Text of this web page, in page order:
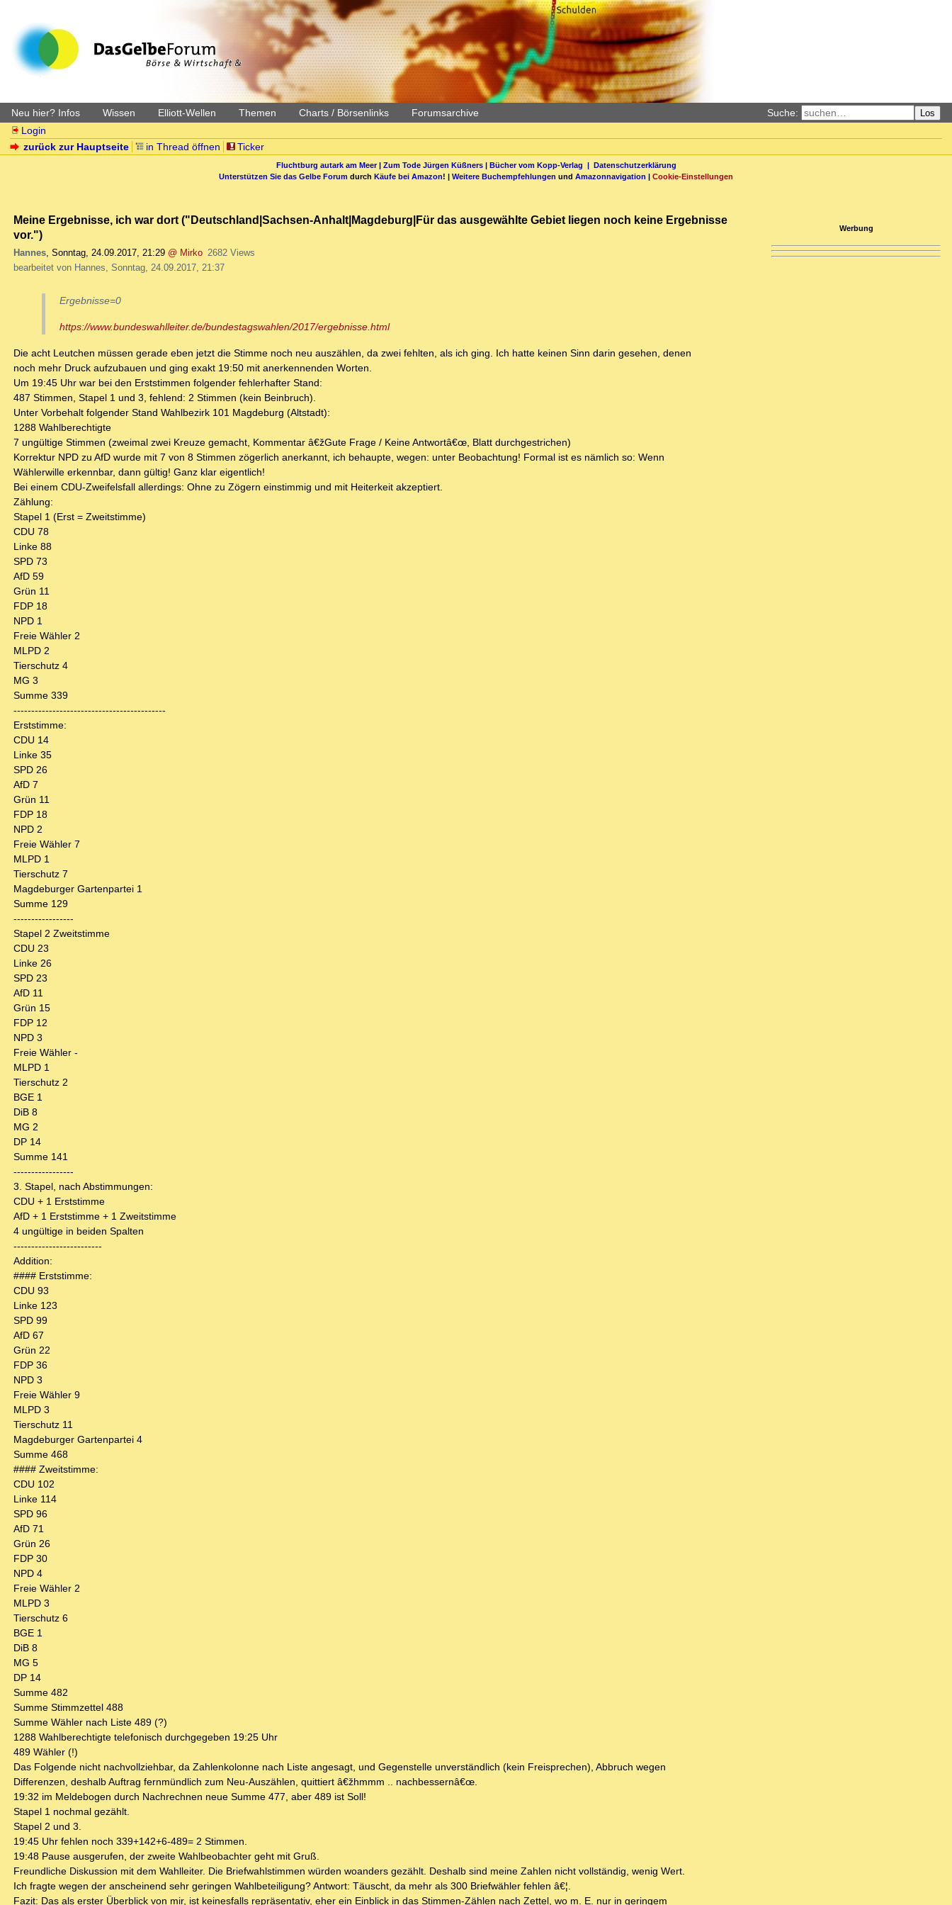
Neu hier? Infos Wissen Elliott-Wellen Themen Charts / Börsenlinks Forumsarchive Suche: Los
Login
zurück zur Hauptseite
in Thread öffnen Ticker
Fluchtburg autark am Meer| Zum Tode Jürgen Küßners| Bücher vom Kopp-Verlag | Datenschutzerklärung
Unterstützen Sie das Gelbe Forum durch Käufe bei Amazon! | Weitere Buchempfehlungen und Amazonnavigation | Cookie-Einstellungen
Meine Ergebnisse, ich war dort ("Deutschland|Sachsen-Anhalt|Magdeburg|Für das ausgewählte Gebiet liegen noch keine Ergebnisse
vor.")
Hannes, Sonntag, 24.09.2017, 21:29 @ Mirko 2682 Views
bearbeitet von Hannes, Sonntag, 24.09.2017, 21:37
Ergebnisse=0
https://www.bundeswahlleiter.de/bundestagswahlen/2017/ergebnisse.html
Die acht Leutchen müssen gerade eben jetzt die Stimme noch neu auszählen, da zwei fehlten, als ich ging. Ich hatte keinen Sinn darin gesehen, denen
noch mehr Druck aufzubauen und ging exakt 19:50 mit anerkennenden Worten.
Um 19:45 Uhr war bei den Erststimmen folgender fehlerhafter Stand:
487 Stimmen, Stapel 1 und 3, fehlend: 2 Stimmen (kein Beinbruch).
Unter Vorbehalt folgender Stand Wahlbezirk 101 Magdeburg (Altstadt):
1288 Wahlberechtigte
7 ungültige Stimmen (zweimal zwei Kreuze gemacht, Kommentar â€žGute Frage / Keine Antwortâ€œ, Blatt durchgestrichen)
Korrektur NPD zu AfD wurde mit 7 von 8 Stimmen zögerlich anerkannt, ich behaupte, wegen: unter Beobachtung! Formal ist es nämlich so: Wenn
Wählerwille erkennbar, dann gültig! Ganz klar eigentlich!
Bei einem CDU-Zweifelsfall allerdings: Ohne zu Zögern einstimmig und mit Heiterkeit akzeptiert.
Zählung:
Stapel 1 (Erst = Zweitstimme)
CDU 78
Linke 88
SPD 73
AfD 59
Grün 11
FDP 18
NPD 1
Freie Wähler 2
MLPD 2
Tierschutz 4
MG 3
Summe 339
-------------------------------------------
Erststimme:
CDU 14
Linke 35
SPD 26
AfD 7
Grün 11
FDP 18
NPD 2
Freie Wähler 7
MLPD 1
Tierschutz 7
Magdeburger Gartenpartei 1
Summe 129
-----------------
Stapel 2 Zweitstimme
CDU 23
Linke 26
SPD 23
AfD 11
Grün 15
FDP 12
NPD 3
Freie Wähler -
MLPD 1
Tierschutz 2
BGE 1
DiB 8
MG 2
DP 14
Summe 141
-----------------
3. Stapel, nach Abstimmungen:
CDU + 1 Erststimme
AfD + 1 Erststimme + 1 Zweitstimme
4 ungültige in beiden Spalten
-------------------------
Addition:
#### Erststimme:
CDU 93
Linke 123
SPD 99
AfD 67
Grün 22
FDP 36
NPD 3
Freie Wähler 9
MLPD 3
Tierschutz 11
Magdeburger Gartenpartei 4
Summe 468
#### Zweitstimme:
CDU 102
Linke 114
SPD 96
AfD 71
Grün 26
FDP 30
NPD 4
Freie Wähler 2
MLPD 3
Tierschutz 6
BGE 1
DiB 8
MG 5
DP 14
Summe 482
Summe Stimmzettel 488
Summe Wähler nach Liste 489 (?)
1288 Wahlberechtigte telefonisch durchgegeben 19:25 Uhr
489 Wähler (!)
Das Folgende nicht nachvollziehbar, da Zahlenkolonne nach Liste angesagt, und Gegenstelle unverständlich (kein Freisprechen), Abbruch wegen
Differenzen, deshalb Auftrag fernmündlich zum Neu-Auszählen, quittiert â€žhmmm .. nachbessernâ€œ.
19:32 im Meldebogen durch Nachrechnen neue Summe 477, aber 489 ist Soll!
Stapel 1 nochmal gezählt.
Stapel 2 und 3.
19:45 Uhr fehlen noch 339+142+6-489= 2 Stimmen.
19:48 Pause ausgerufen, der zweite Wahlbeobachter geht mit Gruß.
Freundliche Diskussion mit dem Wahlleiter. Die Briefwahlstimmen würden woanders gezählt. Deshalb sind meine Zahlen nicht vollständig, wenig Wert.
Ich fragte wegen der anscheinend sehr geringen Wahlbeteiligung? Antwort: Täuscht, da mehr als 300 Briefwähler fehlen â€¦.
Fazit: Das als erster Überblick von mir, ist keinesfalls repräsentativ, eher ein Einblick in das Stimmen-Zählen nach Zettel, wo m. E. nur in geringem
Werbung